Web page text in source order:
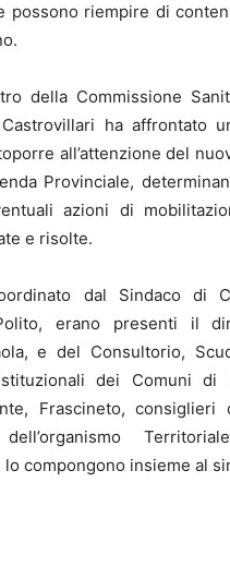
possono riempire di
della Commissione
ha affrontato
all’attenzione del
Provinciale,
azioni di
e risolte.
dal Sindaco di
erano presenti il
e del Consultorio,
dei Comuni di
Frascineto, consiglieri
compongono insieme al